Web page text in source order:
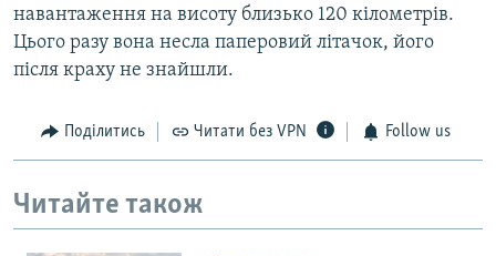
навантаження на висоту близько 120 кілометрів.
Цього разу вона несла паперовий літачок, його
після краху не знайшли.
Поділитись Читати без VPN Follow us
Читайте також